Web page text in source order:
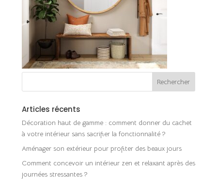
Articles récents
Décoration haut de gamme : comment donner du cachet
à votre intérieur sans sacrifier la fonctionnalité ?
Aménager son extérieur pour profiter des beaux jours
Comment concevoir un intérieur zen et relaxant après des
journées stressantes ?